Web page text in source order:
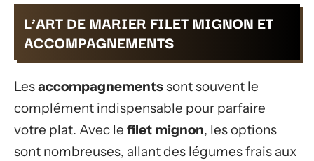
L’ART DE MARIER FILET MIGNON ET
ACCOMPAGNEMENTS
Lesaccompagnementssont souvent le
complément indispensable pour parfaire
votre plat. Avec le filet mignon, les options
sont nombreuses, allant des légumes frais aux